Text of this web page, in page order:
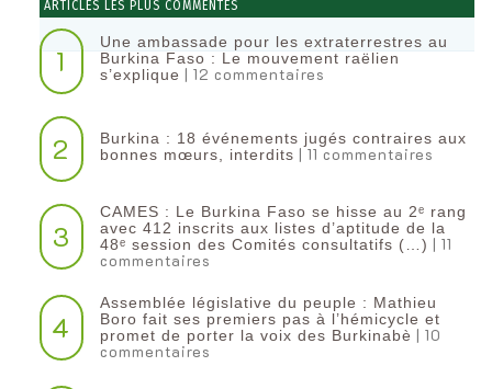
ARTICLES LES PLUS COMMENTÉS
1
Une ambassade pour les extraterrestres au
Burkina Faso : Le mouvement raëlien
s’explique | 12 commentaires
2
Burkina : 18 événements jugés contraires aux
bonnes mœurs, interdits | 11 commentaires
3
CAMES : Le Burkina Faso se hisse au 2ᵉ rang
avec 412 inscrits aux listes d’aptitude de la
48ᵉ session des Comités consultatifs (…) | 11
commentaires
4
Assemblée législative du peuple : Mathieu
Boro fait ses premiers pas à l’hémicycle et
promet de porter la voix des Burkinabè | 10
commentaires